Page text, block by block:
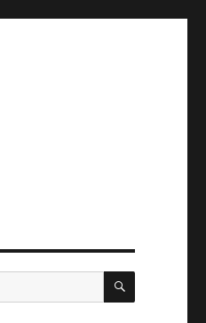
SEARCH